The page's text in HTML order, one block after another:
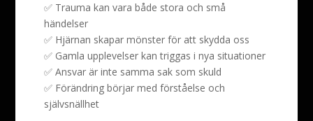
✅ Trauma kan vara både stora och små
händelser
✅ Hjärnan skapar mönster för att skydda oss
✅ Gamla upplevelser kan triggas i nya situationer
✅ Ansvar är inte samma sak som skuld
✅ Förändring börjar med förståelse och
självsnällhet